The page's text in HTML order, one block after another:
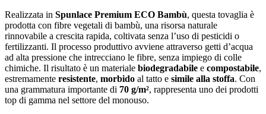
Realizzata in Spunlace Premium ECO Bambù, questa tovaglia è
prodotta con fibre vegetali di bambù, una risorsa naturale
rinnovabile a crescita rapida, coltivata senza l’uso di pesticidi o
fertilizzanti. Il processo produttivo avviene attraverso getti d’acqua
ad alta pressione che intrecciano le fibre, senza impiego di colle
chimiche. Il risultato è un materiale biodegradabile e compostabile,
estremamente resistente, morbido al tatto e simile alla stoffa. Con
una grammatura importante di 70 g/m², rappresenta uno dei prodotti
top di gamma nel settore del monouso.